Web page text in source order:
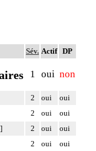
Sév. Actif DP
1 oui non
2 oui
oui
2 oui
oui
2 oui
oui
2 oui
oui